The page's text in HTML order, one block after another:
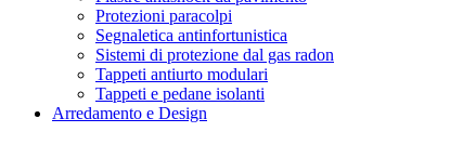
Protezioni paracolpi
Segnaletica antinfortunistica
Sistemi di protezione dal gas radon
Tappeti antiurto modulari
Tappeti e pedane isolanti
Arredamento e Design